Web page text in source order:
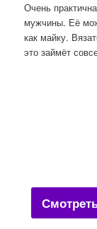
Очень
мужчины. Её
как майку.
это займёт